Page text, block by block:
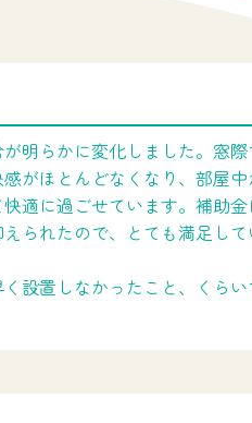
明らかに変化しました。窓際
がほとんどなくなり、部屋中
適に過ごせています。補助金
られたので、とても満足して
設置しなかったこと、くら